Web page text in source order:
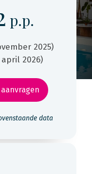
p.p.
2025)
2026)
data